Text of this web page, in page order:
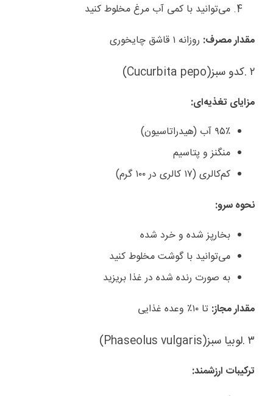
می‌توانید با کمی آب مرغ مخلوط کنید
مقدار مصرف: روزانه ۱ قاشق چایخوری
۲ .کدو سبز(Cucurbita pepo)
مزایای تغذیه‌ای:
۹۵٪ آب (هیدراتاسیون)
منگنز و پتاسیم
کم‌کالری (۱۷ کالری در ۱۰۰ گرم)
نحوه سرو:
بخارپز شده و خرد شده
می‌توانید با گوشت مخلوط کنید
به صورت رنده شده در غذا بریزید
مقدار مجاز: تا ۱۰٪ وعده غذایی
۳ .لوبیا سبز(Phaseolus vulgaris)
ترکیبات ارزشمند: